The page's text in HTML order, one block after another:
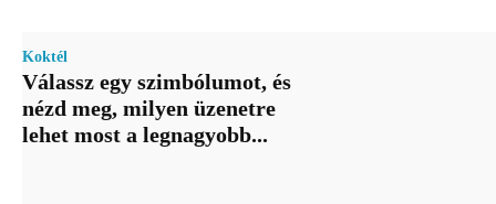
Koktél
Válassz egy szimbólumot, és
nézd meg, milyen üzenetre
lehet most a legnagyobb...